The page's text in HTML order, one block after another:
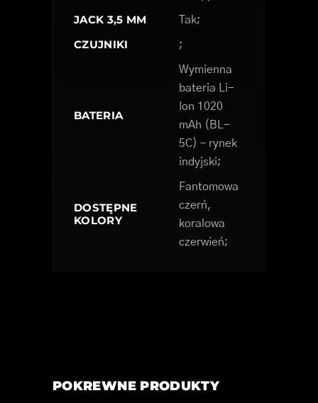
JACK 3,5 MM Tak;
CZUJNIKI ;
BATERIA
Wymienna
bateria Li-
Ion 1020
mAh (BL-
5C) – rynek
indyjski;
DOSTĘPNE
KOLORY
Fantomowa
czerń,
koralowa
czerwień;
POKREWNE PRODUKTY